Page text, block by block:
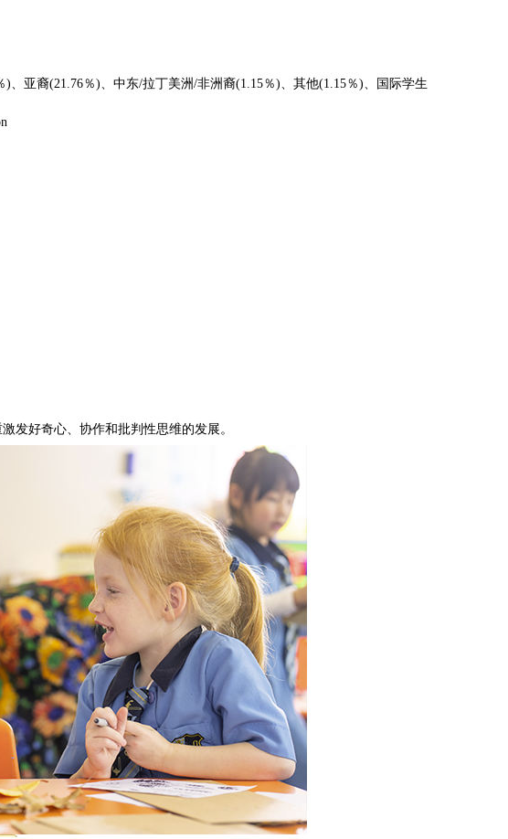
亚裔(21.76％)、中东/拉丁美洲/非洲裔(1.15％)、其他(1.15％)、国际学生
发好奇心、协作和批判性思维的发展。